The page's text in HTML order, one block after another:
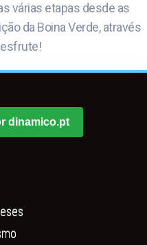
várias etapas desde as
da Boina Verde, através
dinamico.pt